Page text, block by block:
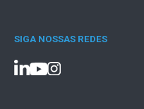
SIGA NOSSAS REDES